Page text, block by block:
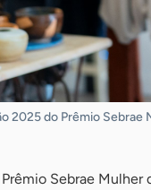
2025 do Prêmio
Sebrae